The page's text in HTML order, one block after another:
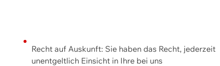
Recht auf Auskunft: Sie haben das Recht, jederzeit
unentgeltlich Einsicht in Ihre bei uns